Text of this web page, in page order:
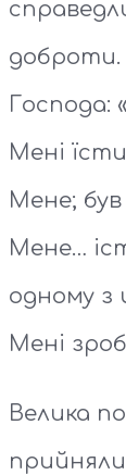
доброти.
Господа:
Мені
Мене;
Мене…
одному з
Мені
Велика
прийняли